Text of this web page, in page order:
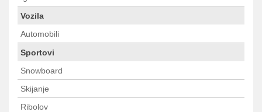
Vozila
Automobili
Sportovi
Snowboard
Skijanje
Ribolov